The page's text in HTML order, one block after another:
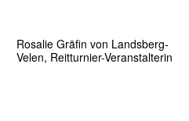
Rosalie Gräfin von Landsberg-
Velen, Reitturnier-Veranstalterin